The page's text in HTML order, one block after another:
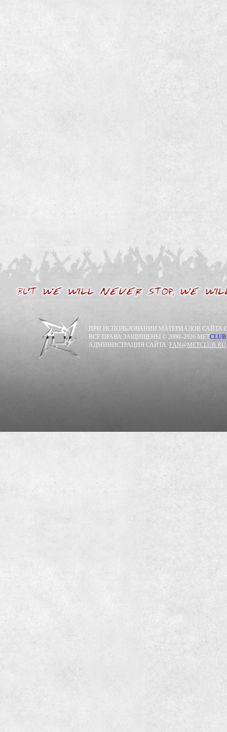
ПРИ ИСПОЛЬЗОВАНИИ МАТЕРИАЛОВ САЙТА
ВСЕ ПРАВА ЗАЩИЩЕНЫ © 2000–2026 METCLUB.
АДМИНИСТРАЦИЯ САЙТА: FAN@METCLUB.RU